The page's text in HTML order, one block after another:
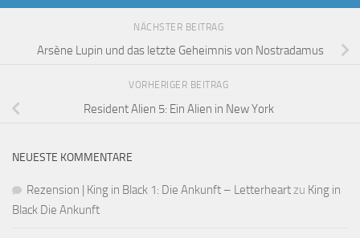
NÄCHSTER BEITRAG
Arsène Lupin und das letzte Geheimnis von Nostradamus
VORHERIGER BEITRAG
Resident Alien 5: Ein Alien in New York
NEUESTE KOMMENTARE
Rezension | King in Black 1: Die Ankunft – Letterheartzu King in
Black Die Ankunft